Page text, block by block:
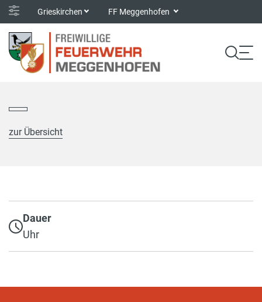
Grieskirchen FF Meggenhofen
zur Übersicht
Dauer
Uhr